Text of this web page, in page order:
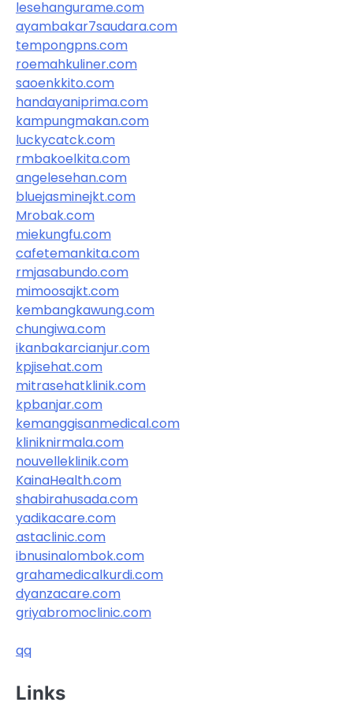
lesehangurame.com
ayambakar7saudara.com
tempongpns.com
roemahkuliner.com
saoenkkito.com
handayaniprima.com
kampungmakan.com
luckycatck.com
rmbakoelkita.com
angelesehan.com
bluejasminejkt.com
Mrobak.com
miekungfu.com
cafetemankita.com
rmjasabundo.com
mimoosajkt.com
kembangkawung.com
chungiwa.com
ikanbakarcianjur.com
kpjisehat.com
mitrasehatklinik.com
kpbanjar.com
kemanggisanmedical.com
kliniknirmala.com
nouvelleklinik.com
KainaHealth.com
shabirahusada.com
yadikacare.com
astaclinic.com
ibnusinalombok.com
grahamedicalkurdi.com
dyanzacare.com
griyabromoclinic.com
qq
Links